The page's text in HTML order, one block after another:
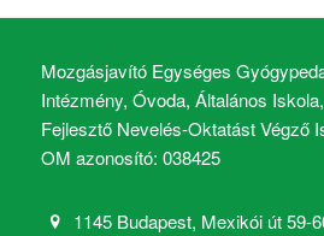
Mozgásjavító Egységes
Intézmény, Óvoda, Általános
Fejlesztő Nevelés-Oktatást Végző
OM azonosító: 038425
1145 Budapest, Mexikói út 59-